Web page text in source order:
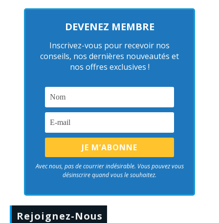
DEVENEZ MEMBRE
Inscrivez-vous pour recevoir nos
conseils, nos dernières nouveautés et
nos offres exclusives !
Avec nous, pas de courrier indésirable. Vous pouvez vous
désinscrire quand vous le souhaitez.
Rejoignez-Nous